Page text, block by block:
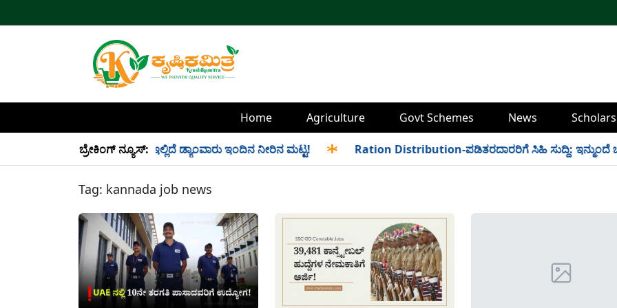
Home Agriculture Govt Schemes News
ಬ್ರೇಕಿಂಗ್ ನ್ಯೂಸ್:
34 TMC ನೀರು ಸಂಗ್ರಹ! ಇಲ್ಲಿದೆ ಡ್ಯಾಂವಾರು ಇಂದಿನ ನೀರಿನ ಮಟ್ಟ! ✱ Ration Distribution-ಪಡಿತರದಾರರಿಗೆ ಸಿಹಿ ಸುದ್ದಿ: ಇನ್ಮುಂದೆ
Tag: kannada job news